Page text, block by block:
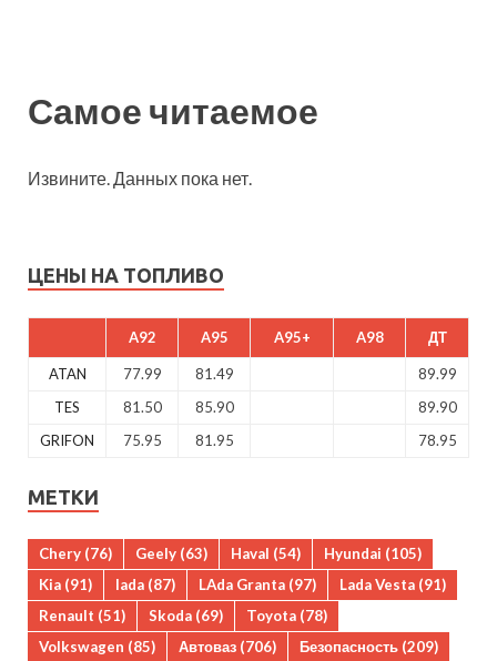
Самое читаемое
Извините. Данных пока нет.
ЦЕНЫ НА ТОПЛИВО
A92 A95 A95+ A98 ДТ
ATAN 77.99 81.49
89.99
TES
81.50 85.90
89.90
GRIFON
75.95 81.95 78.95
МЕТКИ
Chery (76) Geely (63) Haval (54) Hyundai (105)
Kia (91) lada (87) LAda Granta (97) Lada Vesta (91)
Renault (51) Skoda (69) Toyota (78)
Volkswagen (85) Автоваз (706) Безопасность (209)